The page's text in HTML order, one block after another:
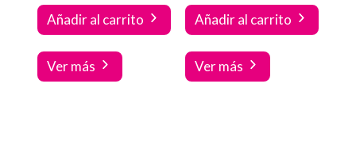
Añadir al carrito
Ver más
Añadir al carrito
Ver más